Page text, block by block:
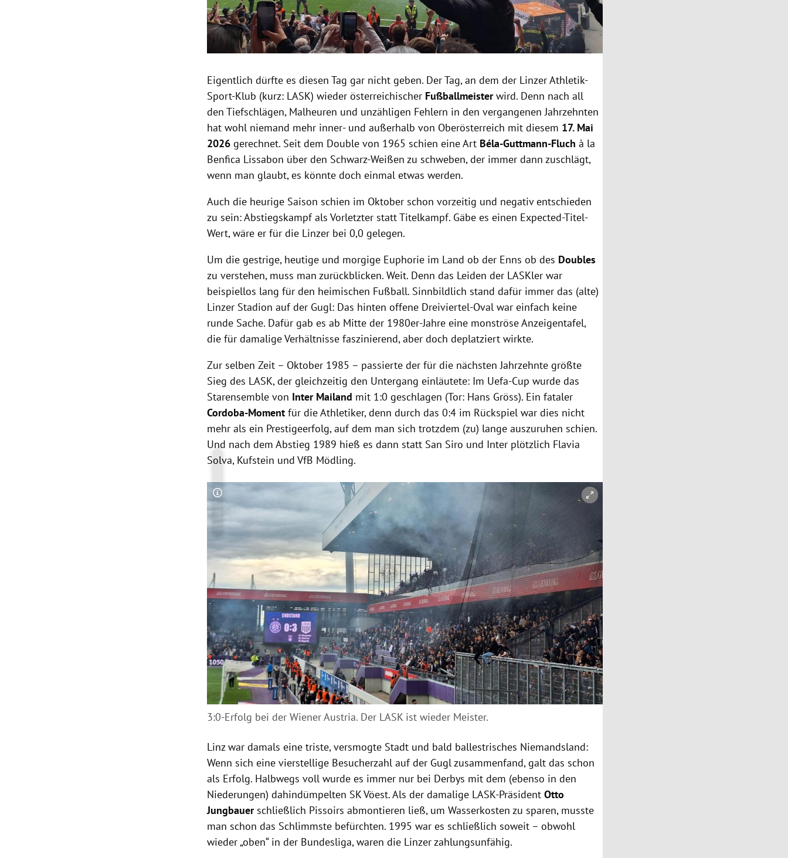
Eigentlich dürfte es diesen Tag gar nicht geben. Der Tag, an dem der Linzer Athletik-
Sport-Klub (kurz: LASK) wieder österreichischer Fußballmeisterwird. Denn nach all
den Tiefschlägen, Malheuren und unzähligen Fehlern in den vergangenen Jahrzehnten
hat wohl niemand mehr inner- und außerhalb von Oberösterreich mit diesem 17. Mai
2026 gerechnet. Seit dem Double von 1965 schien eine Art Béla-Guttmann-Fluch à la
Benfica Lissabon über den Schwarz-Weißen zu schweben, der immer dann zuschlägt,
wenn man glaubt, es könnte doch einmal etwas werden.
Auch die heurige Saison schien im Oktober schon vorzeitig und negativ entschieden
zu sein: Abstiegskampf als Vorletzter statt Titelkampf. Gäbe es einen Expected-Titel-
Wert, wäre er für die Linzer bei 0,0 gelegen.
Um die gestrige, heutige und morgige Euphorie im Land ob der Enns ob des Doubles
zu verstehen, muss man zurückblicken. Weit. Denn das Leiden der LASKler war
beispiellos lang für den heimischen Fußball. Sinnbildlich stand dafür immer das (alte)
Linzer Stadion auf der Gugl: Das hinten offene Dreiviertel-Oval war einfach keine
runde Sache. Dafür gab es ab Mitte der 1980er-Jahre eine monströse Anzeigentafel,
die für damalige Verhältnisse faszinierend, aber doch deplatziert wirkte.
Zur selben Zeit – Oktober 1985 – passierte der für die nächsten Jahrzehnte größte
Sieg des LASK, der gleichzeitig den Untergang einläutete: Im Uefa-Cup wurde das
Starensemble von Inter Mailand mit 1:0 geschlagen (Tor: Hans Gröss). Ein fataler
Cordoba-Momentfür die Athletiker, denn durch das 0:4 im Rückspiel war dies nicht
mehr als ein Prestigeerfolg, auf dem man sich trotzdem (zu) lange auszuruhen schien.
Und nach dem Abstieg 1989 hieß es dann statt San Siro und Inter plötzlich Flavia
Solva, Kufstein und VfB Mödling.
Copyright-Hinweis öffnen/schließen
3:0-Erfolg bei der Wiener Austria. Der LASK ist wieder Meister.
Linz war damals eine triste, versmogte Stadt und bald ballestrisches Niemandsland:
Wenn sich eine vierstellige Besucherzahl auf der Gugl zusammenfand, galt das schon
als Erfolg. Halbwegs voll wurde es immer nur bei Derbys mit dem (ebenso in den
Niederungen) dahindümpelten SK Vöest. Als der damalige LASK-PräsidentOtto
Jungbauerschließlich Pissoirs abmontieren ließ, um Wasserkosten zu sparen, musste
man schon das Schlimmste befürchten. 1995 war es schließlich soweit – obwohl
wieder „oben“ in der Bundesliga, waren die Linzer zahlungsunfähig.